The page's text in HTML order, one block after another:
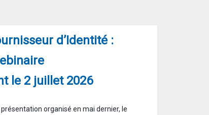
d’Identité :
le 2 juillet 2026
organisé en mai dernier, le